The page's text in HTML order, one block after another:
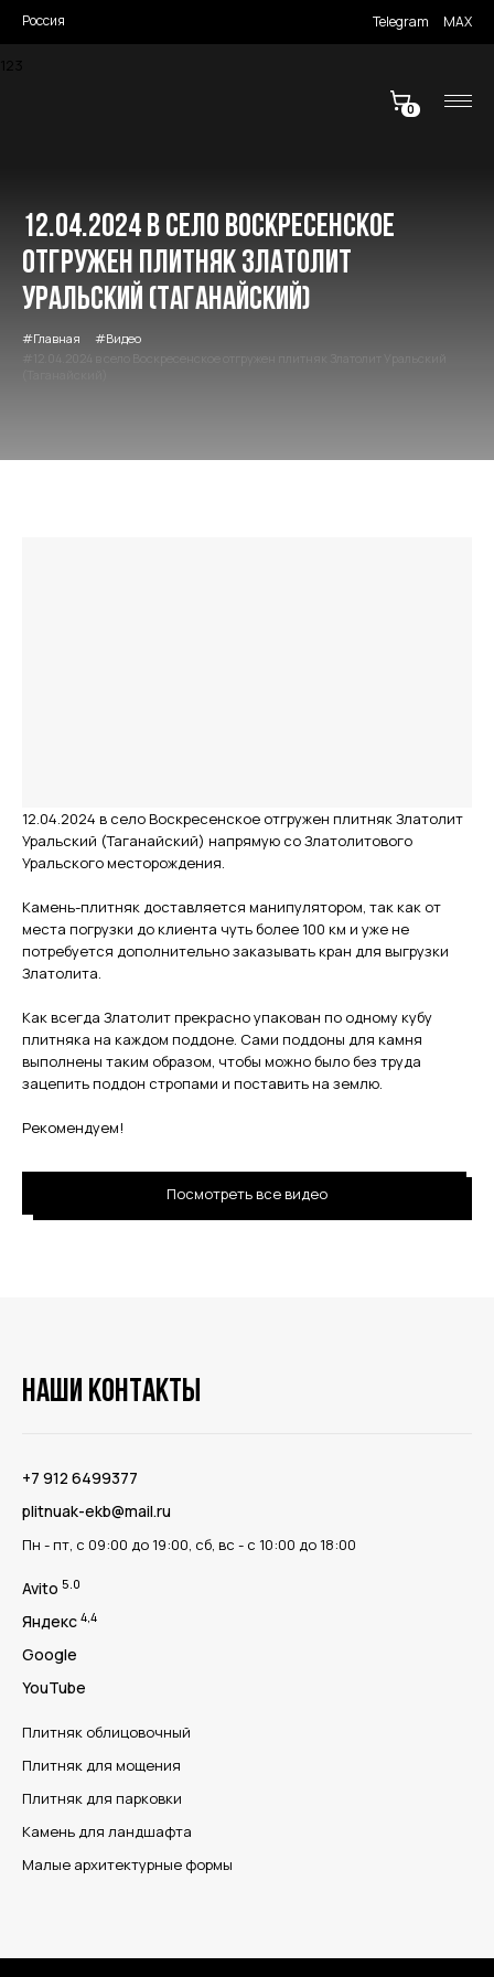
Россия Telegram MAX
123
0
12.04.2024 в село Воскресенское
отгружен плитняк Златолит
Уральский (Таганайский)
Главная
Видео
12.04.2024 в село Воскресенское отгружен плитняк Златолит Уральский
12.04.2024 в село Воскресенское отгружен плитняк Златолит
Уральский (Таганайский) напрямую со Златолитового
Уральского месторождения.
Камень-плитняк доставляется манипулятором, так как от
места погрузки до клиента чуть более 100 км и уже не
потребуется дополнительно заказывать кран для выгрузки
Златолита.
Как всегда Златолит прекрасно упакован по одному кубу
плитняка на каждом поддоне. Сами поддоны для камня
выполнены таким образом, чтобы можно было без труда
зацепить поддон стропами и поставить на землю.
Рекомендуем!
Посмотреть все видео
Наши контакты
‪+7 912 6499377‬
plitnuak-ekb@mail.ru
Пн - пт, с 09:00 до 19:00, сб, вс - с 10:00 до 18:00
Avito 5.0
Яндекс 4,4
Google
YouTube
Плитняк облицовочный
Плитняк для мощения
Плитняк для парковки
Камень для ландшафта
Малые архитектурные формы